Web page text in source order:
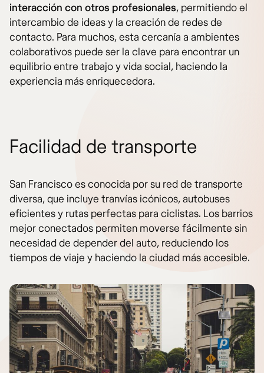
interacción con otros profesionales, permitiendo el
intercambio de ideas y la creación de redes de
contacto. Para muchos, esta cercanía a ambientes
colaborativos puede ser la clave para encontrar un
equilibrio entre trabajo y vida social, haciendo la
experiencia más enriquecedora.
Facilidad de transporte
San Francisco es conocida por su red de transporte
diversa, que incluye tranvías icónicos, autobuses
eficientes y rutas perfectas para ciclistas. Los barrios
mejor conectados permiten moverse fácilmente sin
necesidad de depender del auto, reduciendo los
tiempos de viaje y haciendo la ciudad más accesible.